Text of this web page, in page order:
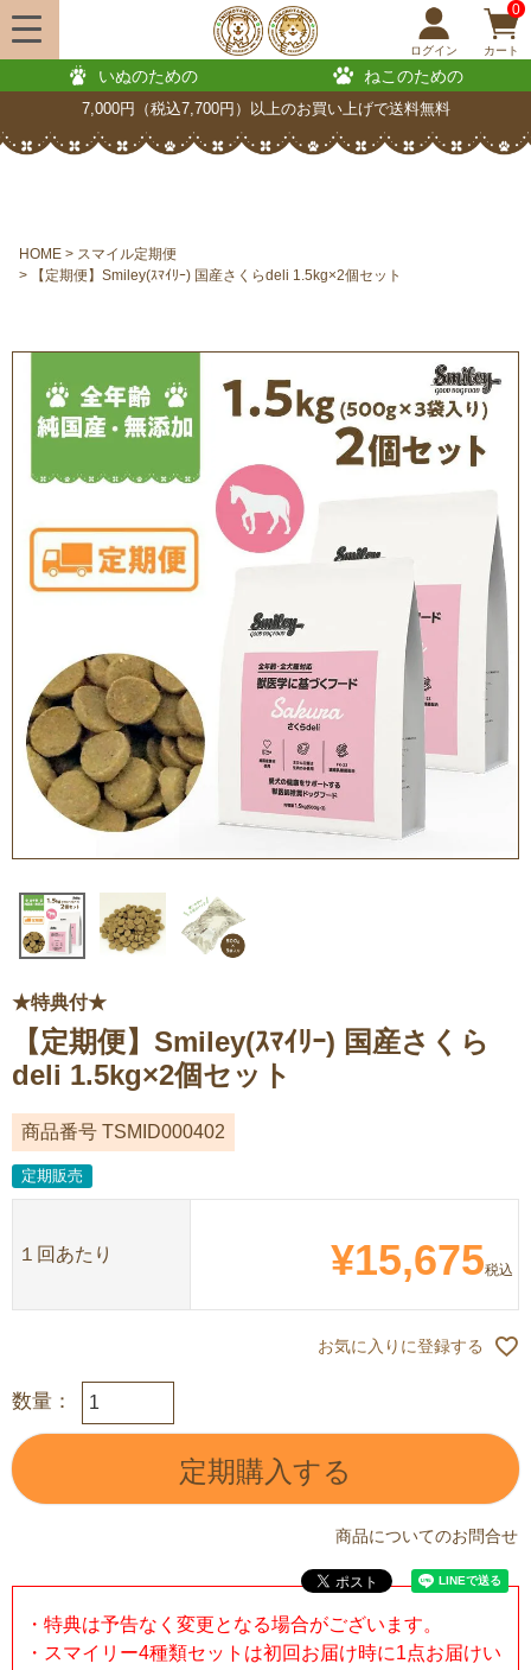
ログイン
0
カート
いぬのための ねこのための
7,000円（税込7,700円）以上のお買い上げで送料無料
HOME
スマイル定期便
【定期便】Smiley(ｽﾏｲﾘｰ) 国産さくらdeli 1.5kg×2個セット
★特典付★
【定期便】Smiley(ｽﾏｲﾘｰ) 国産さくら
deli 1.5kg×2個セット
商品番号 TSMID000402
定期販売
１回あたり ¥15,675税込
お気に入りに登録する
定期購入する
商品についてのお問合せ
・特典は予告なく変更となる場合がございます。
・スマイリー4種類セットは初回お届け時に1点お届けい